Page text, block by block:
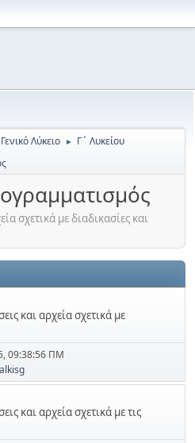
Γενικό Λύκειο ► Γ΄ Λυκείου
σχετικά με διαδικασίες και
και αρχεία σχετικά με
09:38:56 ΠΜ
alkisg
και αρχεία σχετικά με τις